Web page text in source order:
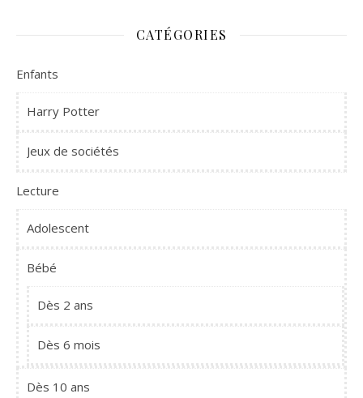
CATÉGORIES
Enfants
Harry Potter
Jeux de sociétés
Lecture
Adolescent
Bébé
Dès 2 ans
Dès 6 mois
Dès 10 ans